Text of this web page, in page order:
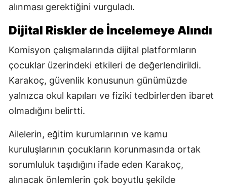
alınması gerektiğini vurguladı.
Dijital Riskler de İncelemeye Alındı
Komisyon çalışmalarında dijital platformların
çocuklar üzerindeki etkileri de değerlendirildi.
Karakoç, güvenlik konusunun günümüzde
yalnızca okul kapıları ve fiziki tedbirlerden ibaret
olmadığını belirtti.
Ailelerin, eğitim kurumlarının ve kamu
kuruluşlarının çocukların korunmasında ortak
sorumluluk taşıdığını ifade eden Karakoç,
alınacak önlemlerin çok boyutlu şekilde